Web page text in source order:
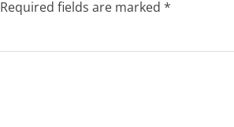
Required fields are marked *